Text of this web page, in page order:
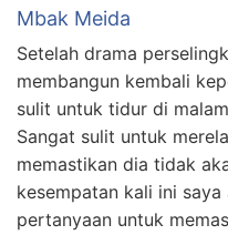
Mbak Meida
Setelah drama
membangun kembali
sulit untuk tidur di
Sangat sulit untuk
memastikan dia tidak
kesempatan kali ini
pertanyaan untuk